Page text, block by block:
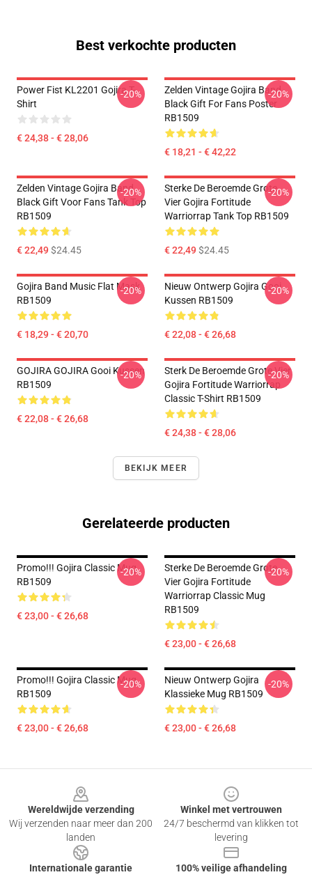
Best verkochte producten
Power Fist KL2201 Gojira T-
Shirt
€ 24,38 - € 28,06
-20%
Zelden Vintage Gojira Band
Black Gift For Fans Poster
RB1509
€ 18,21 - € 42,22
-20%
Zelden Vintage Gojira Band
Black Gift Voor Fans Tank Top
RB1509
€ 22,49$24.45
-20%
Sterke De Beroemde Grote
Vier Gojira Fortitude
Warriorrap Tank Top RB1509
€ 22,49$24.45
-20%
Gojira Band Music Flat Mask
RB1509
€ 18,29 - € 20,70
-20%
Nieuw Ontwerp Gojira Gooi
Kussen RB1509
€ 22,08 - € 26,68
-20%
GOJIRA GOJIRA Gooi Kussen
RB1509
€ 22,08 - € 26,68
-20%
Sterk De Beroemde Grote Vier
Gojira Fortitude Warriorrap
Classic T-Shirt RB1509
€ 24,38 - € 28,06
-20%
BEKIJK MEER
Gerelateerde producten
Promo!!! Gojira Classic Mug
RB1509
€ 23,00 - € 26,68
-20%
Sterke De Beroemde Grote
Vier Gojira Fortitude
Warriorrap Classic Mug
RB1509
€ 23,00 - € 26,68
-20%
Promo!!! Gojira Classic Mug
RB1509
€ 23,00 - € 26,68
-20%
Nieuw Ontwerp Gojira
Klassieke Mug RB1509
€ 23,00 - € 26,68
-20%
Wereldwijde verzending
Wij verzenden naar meer dan 200
landen
Winkel met vertrouwen
24/7 beschermd van klikken tot
levering
Internationale garantie
100% veilige afhandeling